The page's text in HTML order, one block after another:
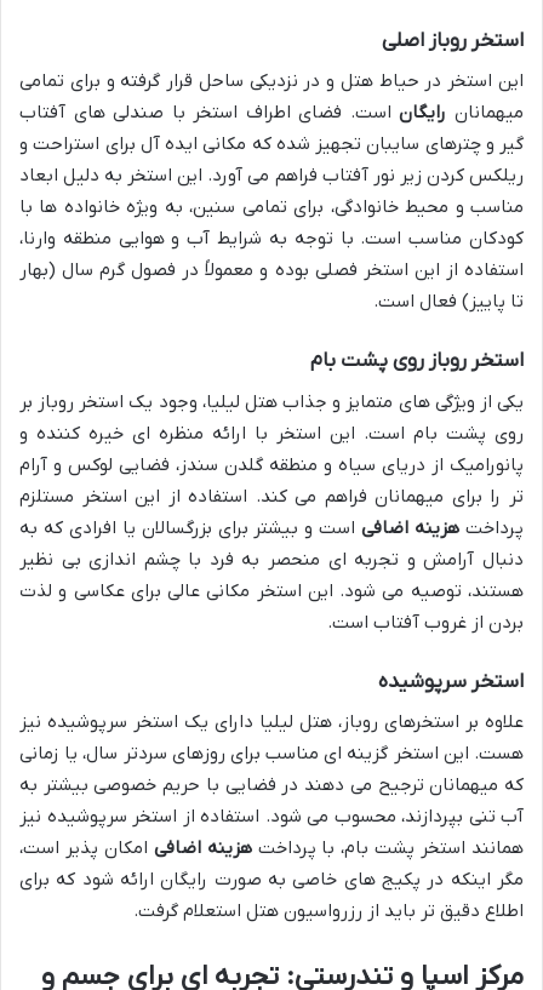
استخر روباز اصلی
این استخر در حیاط هتل و در نزدیکی ساحل قرار گرفته و برای تمامی
میهمانان رایگاناست. فضای اطراف استخر با صندلی های آفتاب
گیر و چترهای سایبان تجهیز شده که مکانی ایده آل برای استراحت و
ریلکس کردن زیر نور آفتاب فراهم می آورد. این استخر به دلیل ابعاد
مناسب و محیط خانوادگی، برای تمامی سنین، به ویژه خانواده ها با
کودکان مناسب است. با توجه به شرایط آب و هوایی منطقه وارنا،
استفاده از این استخر فصلی بوده و معمولاً در فصول گرم سال (بهار
تا پاییز) فعال است.
استخر روباز روی پشت بام
یکی از ویژگی های متمایز و جذاب هتل لیلیا، وجود یک استخر روباز بر
روی پشت بام است. این استخر با ارائه منظره ای خیره کننده و
پانورامیک از دریای سیاه و منطقه گلدن سندز، فضایی لوکس و آرام
تر را برای میهمانان فراهم می کند. استفاده از این استخر مستلزم
پرداخت هزینه اضافیاست و بیشتر برای بزرگسالان یا افرادی که به
دنبال آرامش و تجربه ای منحصر به فرد با چشم اندازی بی نظیر
هستند، توصیه می شود. این استخر مکانی عالی برای عکاسی و لذت
بردن از غروب آفتاب است.
استخر سرپوشیده
علاوه بر استخرهای روباز، هتل لیلیا دارای یک استخر سرپوشیده نیز
هست. این استخر گزینه ای مناسب برای روزهای سردتر سال، یا زمانی
که میهمانان ترجیح می دهند در فضایی با حریم خصوصی بیشتر به
آب تنی بپردازند، محسوب می شود. استفاده از استخر سرپوشیده نیز
همانند استخر پشت بام، با پرداختهزینه اضافی امکان پذیر است،
مگر اینکه در پکیج های خاصی به صورت رایگان ارائه شود که برای
اطلاع دقیق تر باید از رزرواسیون هتل استعلام گرفت.
مرکز اسپا و تندرستی: تجربه ای برای جسم و